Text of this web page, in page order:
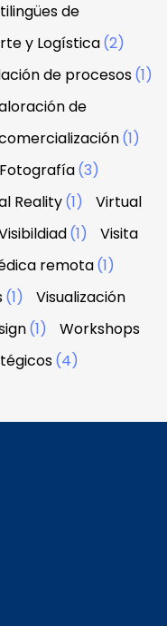
de
y Logística(2)
de procesos(1)
de
(1)
(3)
Reality(1)
Virtual
(1)
Visita
remota(1)
(1)
Visualización
(1)
Workshops
(4)